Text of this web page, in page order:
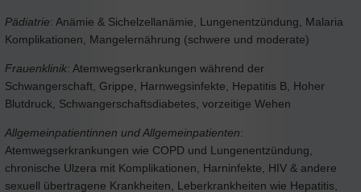
Pädiatrie: Anämie & Sichelzellanämie, Lungenentzündung, Malaria
Komplikationen, Mangelernährung (schwere und moderate)
Frauenklinik: Atemwegserkrankungen während der
Schwangerschaft, Grippe, Harnwegsinfekte, Hepatitis B, Hoher
Blutdruck, Schwangerschaftsdiabetes, vorzeitige Wehen
Allgemeinpatientinnen und Allgemeinpatienten:
Atemwegserkrankungen wie COPD und Lungenentzündung,
chronische Ulzera mit Komplikationen, Harninfekte, HIV & andere
sexuell übertragene Krankheiten, Leberkrankheiten wie Hepatitis,